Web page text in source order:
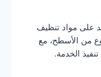
على مواد تنظيف
من الأسطح، مع
تنفيذ الخدمة.